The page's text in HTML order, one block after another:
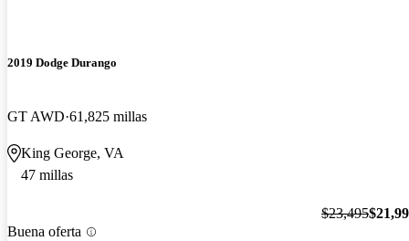
2019 Dodge Durango
GT AWD 61,825 millas
King George, VA
47 millas
Buena oferta
$23,495